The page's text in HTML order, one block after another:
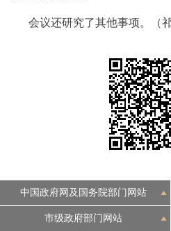
会议还研究了其他事项。（祁
中国政府网及国务院部门网站
市级政府部门网站